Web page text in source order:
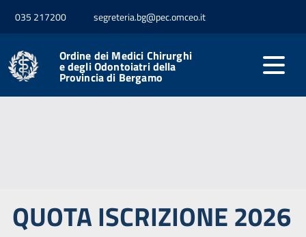
035 217200 segreteria.bg@pec.omceo.it
Ordine dei Medici Chirurghi
e degli Odontoiatri della
Provincia di Bergamo
QUOTA ISCRIZIONE 2026